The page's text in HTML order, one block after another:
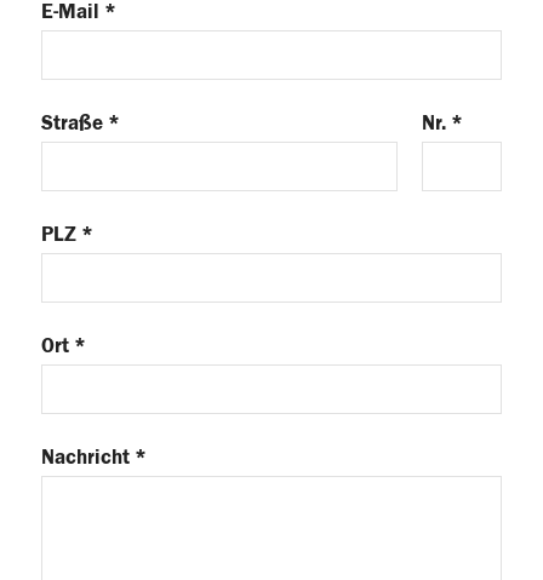
E-Mail *
Straße * Nr. *
PLZ *
Ort *
Nachricht *